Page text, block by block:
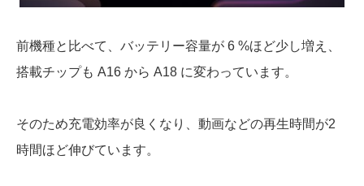
前機種と比べて、バッテリー容量が 6 %ほど少し増え、
搭載チップも A16 から A18 に変わっています。
そのため充電効率が良くなり、動画などの再生時間が2
時間ほど伸びています。